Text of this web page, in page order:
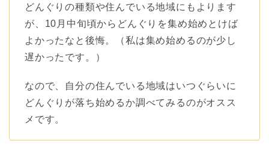
どんぐりの種類や住んでいる地域にもよります
が、10月中旬頃からどんぐりを集め始めとけば
よかったなと後悔。（私は集め始めるのが少し
遅かったです。）
なので、自分の住んでいる地域はいつぐらいに
どんぐりが落ち始めるか調べてみるのがオスス
メです。